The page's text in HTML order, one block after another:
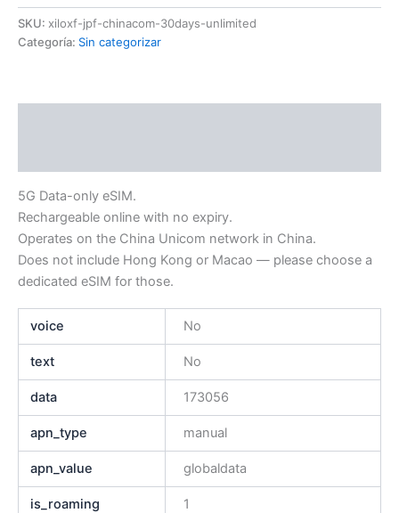
SKU: xiloxf-jpf-chinacom-30days-unlimited
Categoría: Sin categorizar
5G Data-only eSIM.
Rechargeable online with no expiry.
Operates on the China Unicom network in China.
Does not include Hong Kong or Macao — please choose a
dedicated eSIM for those.
voice No
text No
data 173056
apn_type manual
apn_value globaldata
is_roaming 1